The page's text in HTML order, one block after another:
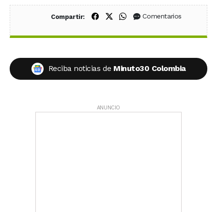
Compartir: Compartir en Facebook
Compartir en X (Twitter)
Compartir en WhatsApp
Comentarios
Reciba noticias de Minuto30 Colombia
ANUNCIO